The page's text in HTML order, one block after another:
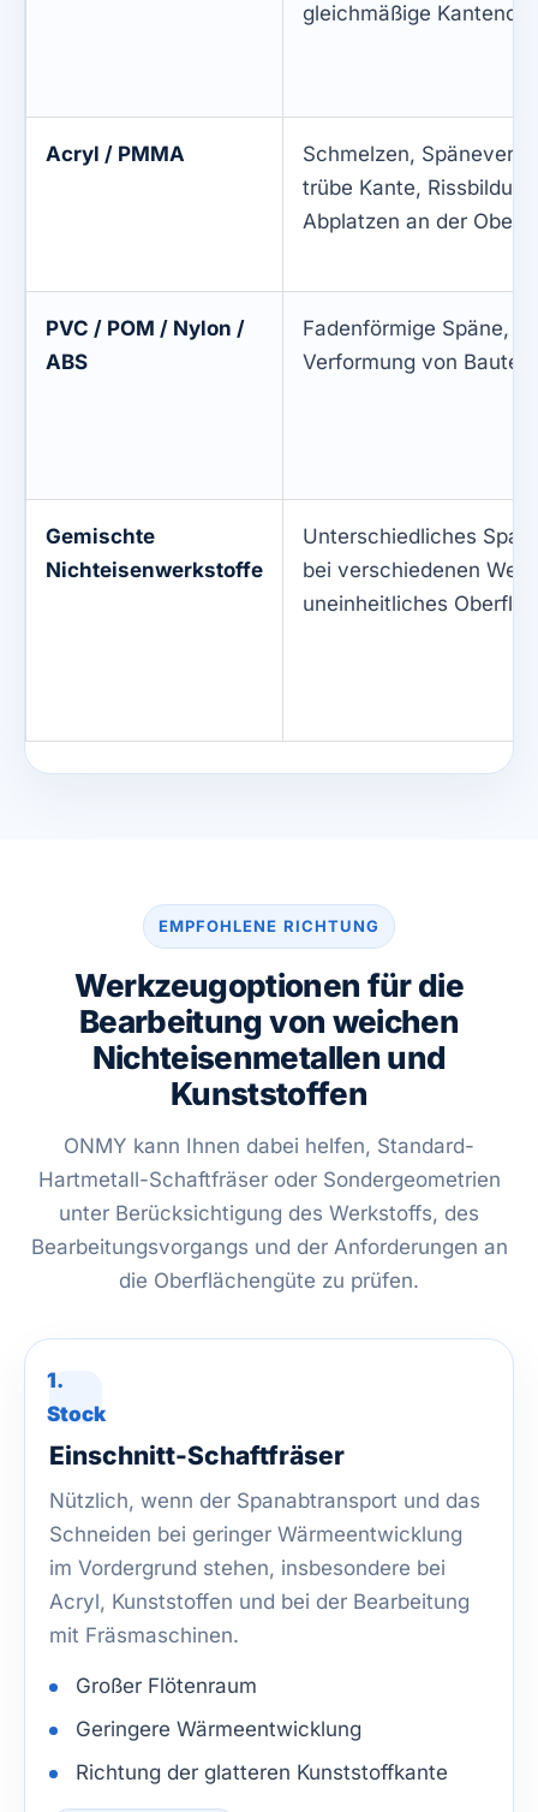
gleichmäßige
Acryl / PMMA
Schmelzen,
trübe Kante,
Abplatzen an der
PVC / POM / Nylon /
ABS
Fadenförmige Späne,
Verformung von
Gemischte
Nichteisenwerkstoffe
Unterschiedliches
bei verschiedenen
uneinheitliches
EMPFOHLENE RICHTUNG
Werkzeugoptionen für die
Bearbeitung von weichen
Nichteisenmetallen und
Kunststoffen
ONMY kann Ihnen dabei helfen, Standard-
Hartmetall-Schaftfräser oder Sondergeometrien
unter Berücksichtigung des Werkstoffs, des
Bearbeitungsvorgangs und der Anforderungen an
die Oberflächengüte zu prüfen.
1.
Stock
Einschnitt-Schaftfräser
Nützlich, wenn der Spanabtransport und das
Schneiden bei geringer Wärmeentwicklung
im Vordergrund stehen, insbesondere bei
Acryl, Kunststoffen und bei der Bearbeitung
mit Fräsmaschinen.
Großer Flötenraum
Geringere Wärmeentwicklung
Richtung der glatteren Kunststoffkante